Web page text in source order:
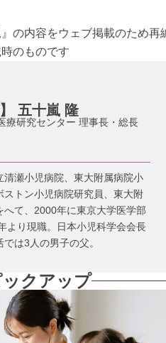
の内容をウェブ掲載のため再
のものです
五十嵐 隆
療研究センター 理事長・総長
瀬小児病院、東大附属病院小
ストン小児病院研究員、東大附
へて、2000年に東京大学医学部
より現職。日本小児科学会会長
は3人の男子の父。
クアップ